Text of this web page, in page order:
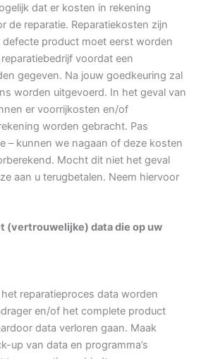
dat er kosten in rekening
de reparatie. Reparatiekosten zijn
product moet eerst worden
voordat een
gegeven. Na jouw goedkeuring zal
worden uitgevoerd. In het geval van
er voorrijkosten en/of
worden gebracht. Pas
– kunnen we nagaan of deze kosten
Mocht dit niet het geval
aan u terugbetalen. Neem hiervoor
(vertrouwelijke) data die op uw
reparatieproces data worden
en/of het complete product
data verloren gaan. Maak
up van data en programma’s